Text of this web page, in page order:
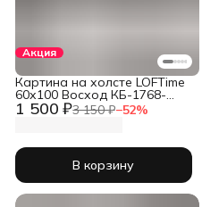
Акция
1 500 ₽3 150 ₽−52%
Картина на холсте LOFTime
60х100 Восход КБ-1768-
60100
В корзину